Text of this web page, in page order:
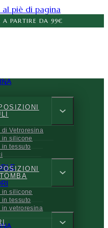
al piè di pagina
A PARTIRE DA 99€
E
di Vetroresina
in silicone
in tessuto
in silicone
in tessuto
in vetroresina